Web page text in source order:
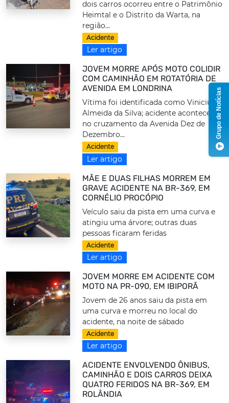
dois carros ocorreu entre o Patrimônio
Heimtal e o Distrito da Warta, na
região...
Acidente
Ler artigo
JOVEM MORRE APÓS MOTO COLIDIR
COM CAMINHÃO EM ROTATÓRIA DE
AVENIDA EM LONDRINA
Vítima foi identificada como Vinicius
Almeida da Silva; acidente aconteceu
no cruzamento da Avenida Dez de
Dezembro...
Acidente
Ler artigo
MÃE E DUAS FILHAS MORREM EM
GRAVE ACIDENTE NA BR-369, EM
CORNÉLIO PROCÓPIO
Veículo saiu da pista em uma curva e
atingiu uma árvore; outras duas
pessoas ficaram feridas
Acidente
Ler artigo
JOVEM MORRE EM ACIDENTE COM
MOTO NA PR-090, EM IBIPORÃ
Jovem de 26 anos saiu da pista em
uma curva e morreu no local do
acidente, na noite de sábado
Acidente
Ler artigo
ACIDENTE ENVOLVENDO ÔNIBUS,
CAMINHÃO E DOIS CARROS DEIXA
QUATRO FERIDOS NA BR-369, EM
ROLÂNDIA
Grupo de Notícias